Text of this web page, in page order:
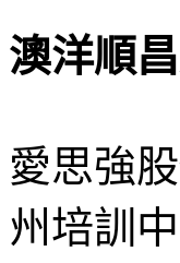
澳洋順
愛思強
州培訓